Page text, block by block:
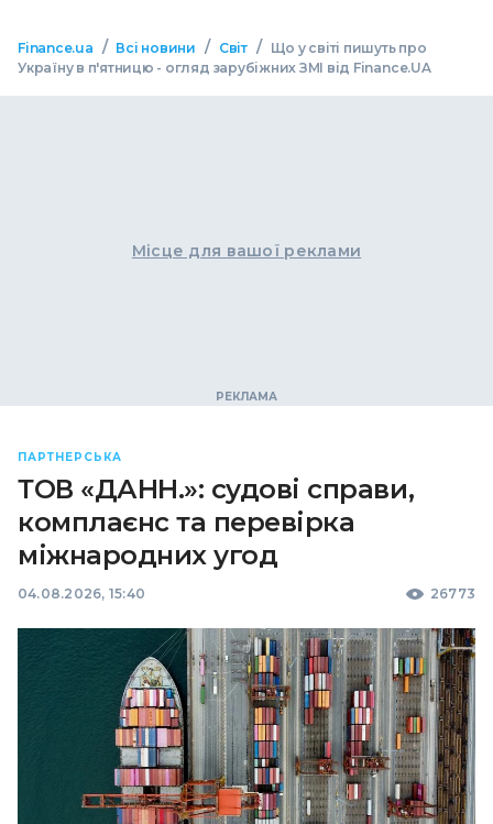
Finance.ua / Всі новини / Світ /
Що у світі пишуть про
Україну в п'ятницю - огляд зарубіжних ЗМІ від Finance.UA
Місце для вашої реклами
ПАРТНЕРСЬКА
ТОВ «ДАНН.»: судові справи,
комплаєнс та перевірка
міжнародних угод
04.08.2026, 15:40 26773